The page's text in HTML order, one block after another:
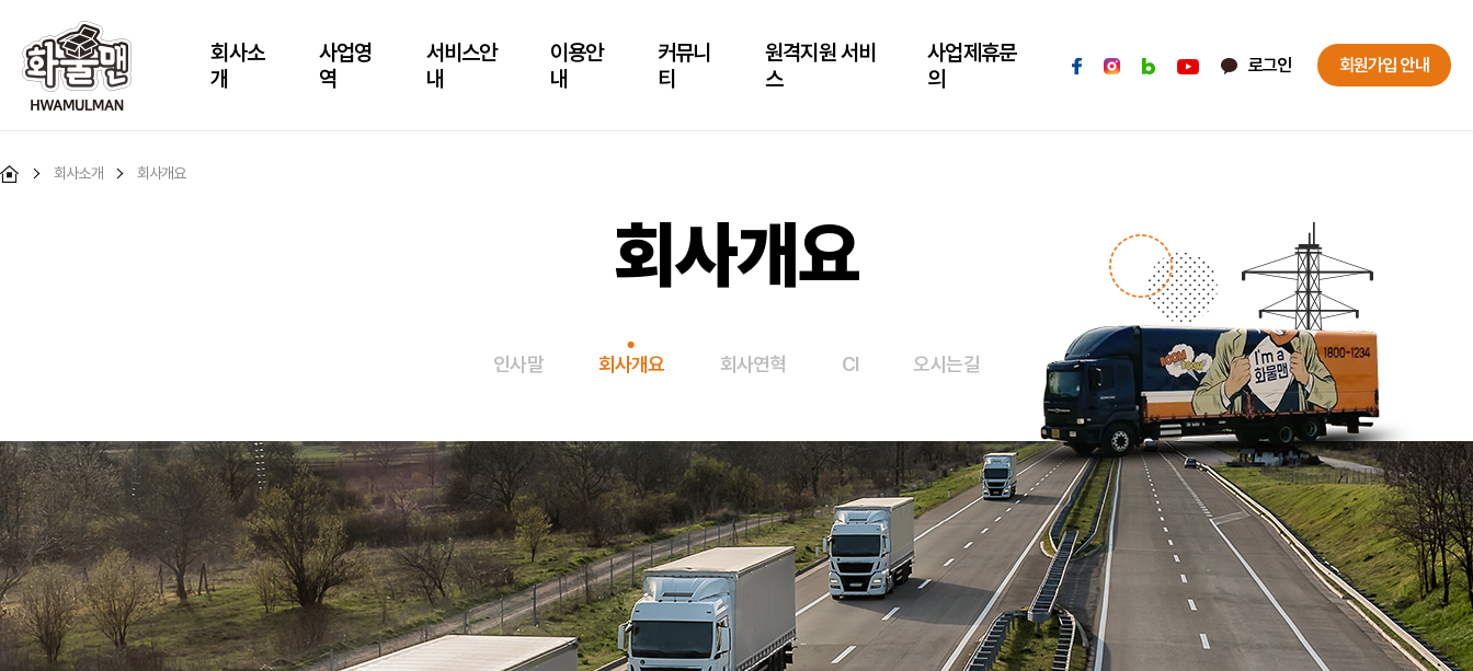
회사소
개
사업영
역
서비스안
내
이용안
내
커뮤니
티
원격지원 서비
스
사업제휴문
의
로그인 회원가입 안내
회사소개 회사개요
회사개요
인사말 회사개요 회사연혁 CI 오시는길